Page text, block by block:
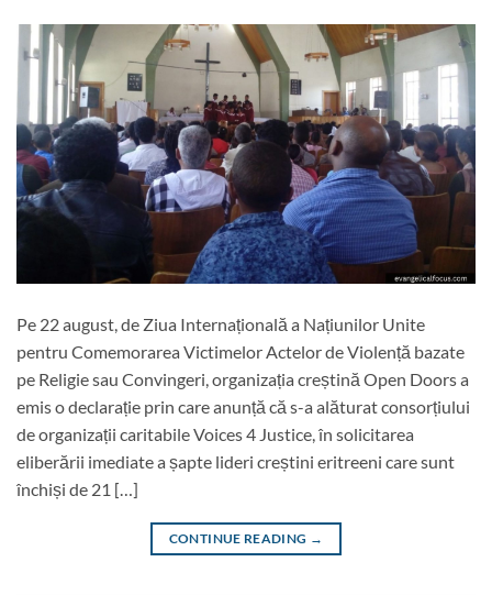
Pe 22 august, de Ziua Internațională a Națiunilor Unite
pentru Comemorarea Victimelor Actelor de Violență bazate
pe Religie sau Convingeri, organizația creștină Open Doors a
emis o declarație prin care anunță că s-a alăturat consorțiului
de organizații caritabile Voices 4 Justice, în solicitarea
eliberării imediate a șapte lideri creștini eritreeni care sunt
închiși de 21 […]
CONTINUE READING →